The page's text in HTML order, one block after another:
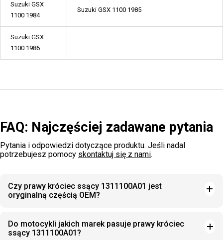
Suzuki GSX
1100 1984
Suzuki GSX 1100 1985
Suzuki GSX
1100 1986
FAQ: Najczęściej zadawane pytania
Pytania i odpowiedzi dotyczące produktu. Jeśli nadal
potrzebujesz pomocy skontaktuj się z nami.
Czy prawy króciec ssący 1311100A01 jest
oryginalną częścią OEM?
Do motocykli jakich marek pasuje prawy króciec
ssący 1311100A01?